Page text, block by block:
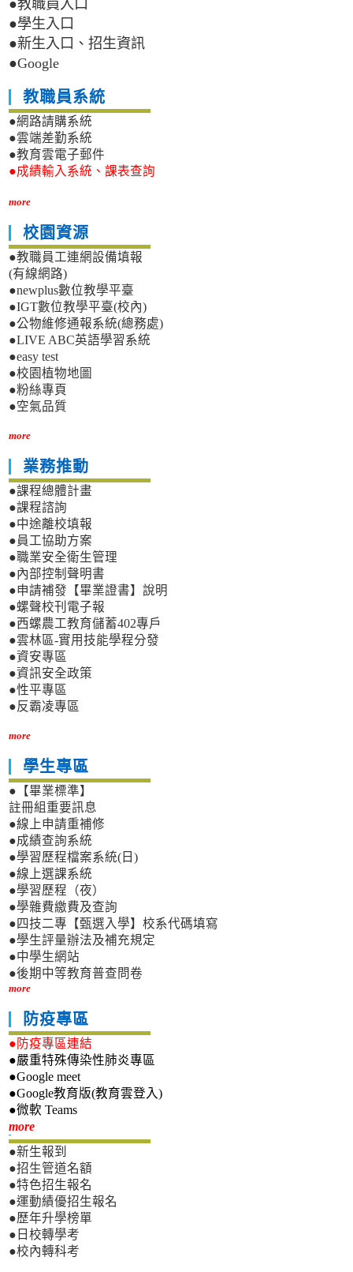
●教職員入口
●學生入口
●新生入口、招生資訊
●Google
教職員系統
●網路請購系統
●雲端差勤系統
●教育雲電子郵件
●成績輸入系統、課表查詢
more
校園資源
●教職員工連網設備填報
(有線網路)
●newplus數位教學平臺
●IGT數位教學平臺(校內)
●公物維修通報系統(總務處)
●LIVE ABC英語學習系統
●easy test
●校園植物地圖
●粉絲專頁
●空氣品質
more
業務推動
●課程總體計畫
●課程諮詢
●中途離校填報
●員工協助方案
●職業安全衛生管理
●內部控制聲明書
●申請補發【畢業證書】說明
●螺聲校刊電子報
●西螺農工教育儲蓄402專戶
●雲林區-實用技能學程分發
●資安專區
●資訊安全政策
●性平專區
●反霸凌專區
more
學生專區
●【畢業標準】
註冊組重要訊息
●線上申請重補修
●成績查詢系統
●學習歷程檔案系統(日)
●線上選課系統
●學習歷程（夜）
●學雜費繳費及查詢
●四技二專【甄選入學】校系代碼填寫
●學生評量辦法及補充規定
●中學生網站
●後期中等教育普查問卷
more
防疫專區
●防疫專區連結
●嚴重特殊傳染性肺炎專區
●Google meet
●Google教育版(教育雲登入)
●微軟 Teams
more新生專區
●新生報到
●招生管道名額
●特色招生報名
●運動績優招生報名
●歷年升學榜單
●日校轉學考
●校內轉科考